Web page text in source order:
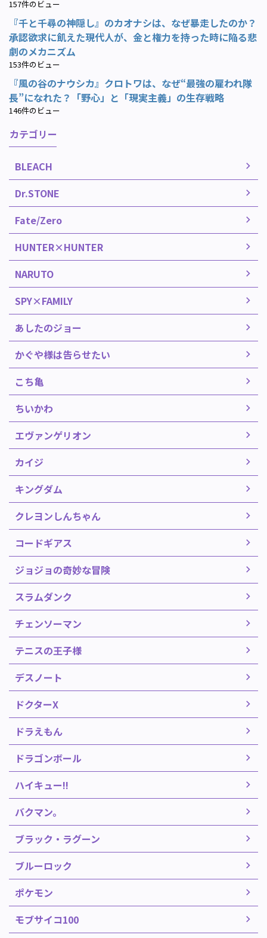
157件のビュー
『千と千尋の神隠し』のカオナシは、なぜ暴走したのか？
承認欲求に飢えた現代人が、金と権力を持った時に陥る悲
劇のメカニズム
153件のビュー
『風の谷のナウシカ』クロトワは、なぜ“最強の雇われ隊
長”になれた？「野心」と「現実主義」の生存戦略
146件のビュー
カテゴリー
BLEACH
Dr.STONE
Fate/Zero
HUNTER×HUNTER
NARUTO
SPY×FAMILY
あしたのジョー
かぐや様は告らせたい
こち亀
ちいかわ
エヴァンゲリオン
カイジ
キングダム
クレヨンしんちゃん
コードギアス
ジョジョの奇妙な冒険
スラムダンク
チェンソーマン
テニスの王子様
デスノート
ドクターX
ドラえもん
ドラゴンボール
ハイキュー!!
バクマン。
ブラック・ラグーン
ブルーロック
ポケモン
モブサイコ100